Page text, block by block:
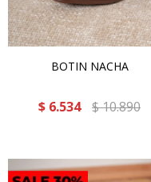
BOTIN NACHA
$ 6.534 $10.890